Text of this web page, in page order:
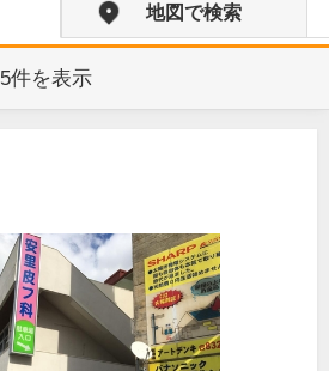
地図で検索
5件を表示